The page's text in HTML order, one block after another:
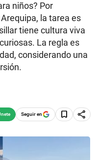
niños? Por
la tarea es
tiene cultura viva
La regla es
considerando una
Seguir en